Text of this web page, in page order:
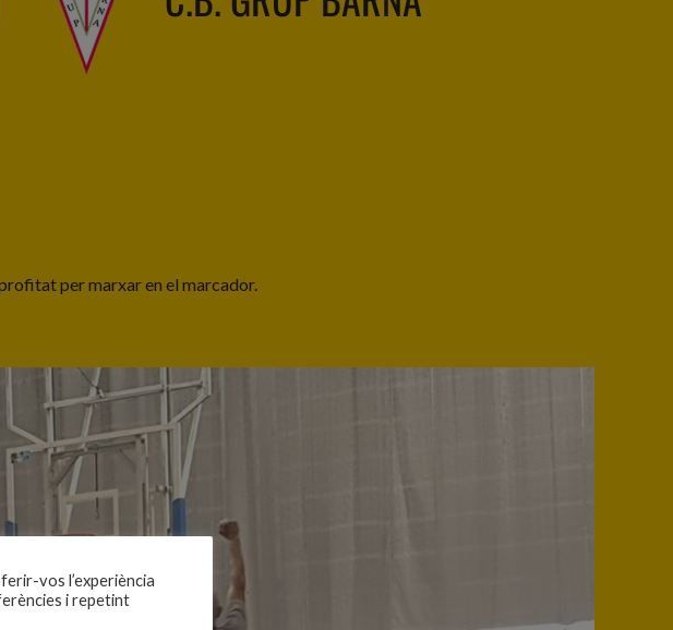
per marxar en el marcador.
vos l’experiència
i repetint